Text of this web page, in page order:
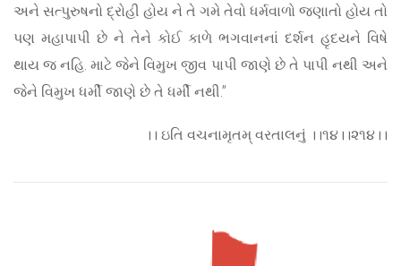
અને સત્પુરુષનો દ્રોહી હોય ને તે ગમે તેવો ધર્મવાળો જણાતો હોય તો
પણ મહાપાપી છે ને તેને કોઈ કાળે ભગવાનનાં દર્શન હૃદયને વિષે
થાય જ નહિ. માટે જેને વિમુખ જીવ પાપી જાણે છે તે પાપી નથી અને
જેને વિમુખ ધર્મી જાણે છે તે ધર્મી નથી.”
।। ઇતિ વચનામૃતમ્ વરતાલનું ।।૧૪।।૨૧૪।।